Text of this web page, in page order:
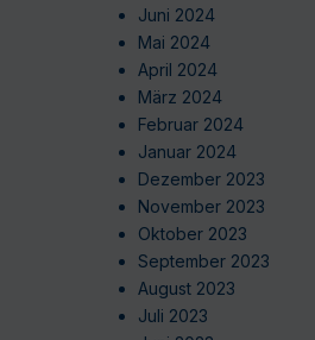
Juni 2024
Mai 2024
April 2024
März 2024
Februar 2024
Januar 2024
Dezember 2023
November 2023
Oktober 2023
September 2023
August 2023
Juli 2023